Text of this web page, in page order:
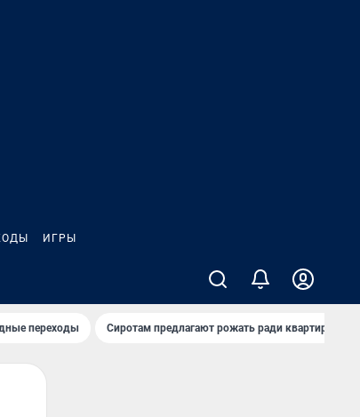
ИГРЫ
переходы Сиротам предлагают рожать ради квартиры